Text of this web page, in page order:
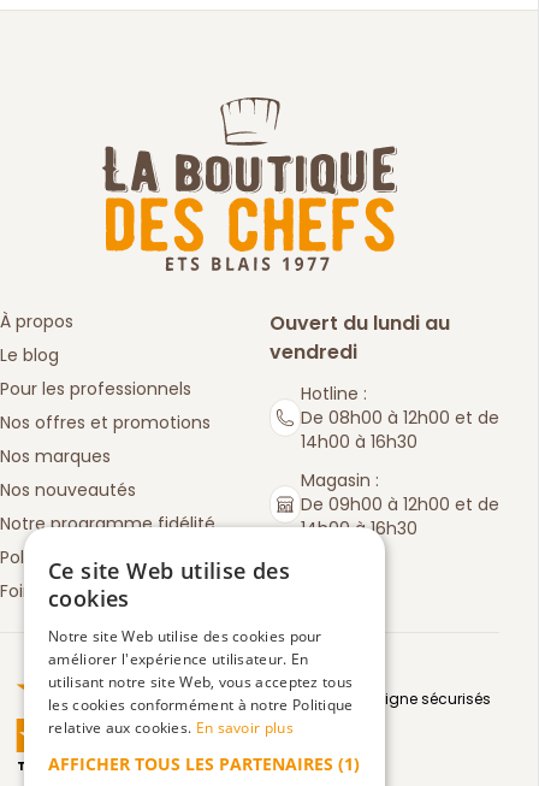
À propos
Le blog
Pour les professionnels
Nos offres et promotions
Nos marques
Nos nouveautés
Notre programme fidélité
Politique de retours
Foire aux questions
Ouvert du lundi au
vendredi
Hotline :
De 08h00 à 12h00 et de
14h00 à 16h30
Magasin :
De 09h00 à 12h00 et de
14h00 à 16h30
Truspilot : La Boutique des chefs
TrustScore4.5 | 3083avis
Moyens de paiement en ligne sécurisés
Ce site Web utilise des
cookies
Notre site Web utilise des cookies pour
améliorer l'expérience utilisateur. En
utilisant notre site Web, vous acceptez tous
les cookies conformément à notre Politique
relative aux cookies. En savoir plus
AFFICHER TOUS LES PARTENAIRES (1)